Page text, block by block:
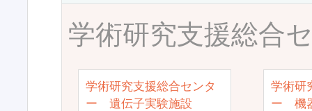
学術研究支援総合
学術研究支援総合センタ
ー 遺伝子実験施設
学術研
ー 機